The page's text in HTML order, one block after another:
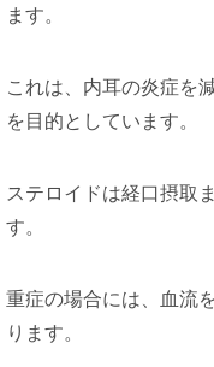
ます。
これは、内耳の炎症を
を目的としています。
ステロイドは経口摂取
す。
重症の場合には、血流
ります。